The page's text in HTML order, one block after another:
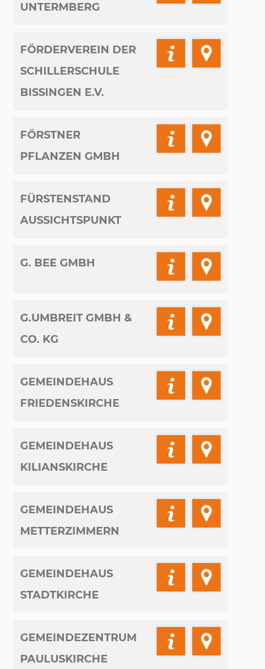
UNTERMBERG
FÖRDERVEREIN DER
SCHILLERSCHULE
BISSINGEN E.V.
FÖRSTNER
PFLANZEN GMBH
FÜRSTENSTAND
AUSSICHTSPUNKT
G. BEE GMBH
G.UMBREIT GMBH &
CO. KG
GEMEINDEHAUS
FRIEDENSKIRCHE
GEMEINDEHAUS
KILIANSKIRCHE
GEMEINDEHAUS
METTERZIMMERN
GEMEINDEHAUS
STADTKIRCHE
GEMEINDEZENTRUM
PAULUSKIRCHE